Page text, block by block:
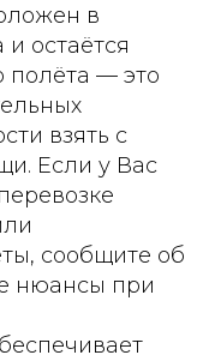
в
остаётся
полёта — это
взять с
Если у Вас
сообщите об
нюансы при